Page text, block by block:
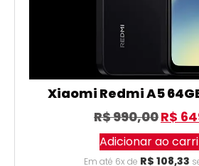
Xiaomi Redmi A5
R$990,00R$
Adicionar ao
Em até 6x de R$ 108,33